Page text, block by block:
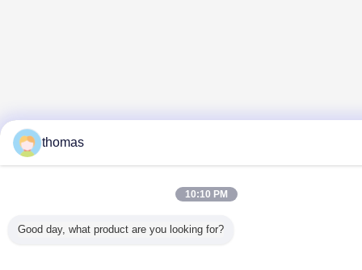
thomas
10:10 PM
Good day, what product are you looking for?